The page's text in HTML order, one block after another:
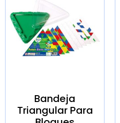
Bandeja
Triangular Para